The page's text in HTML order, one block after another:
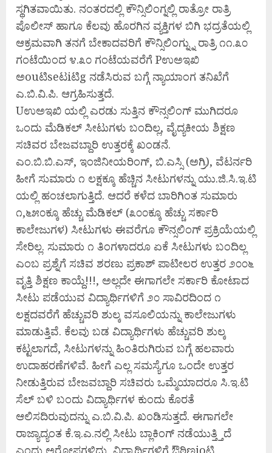
ಸ್ಥಗಿತವಾಯಿತು. ನಂತರದಲ್ಲಿ ಕೌನ್ಸಿಲಿಂಗ್ನಲ್ಲಿ ರಾತ್ರೋ ರಾತ್ರಿ
ಪೊಲೀಸ್ ಹಾಗೂ ಕೆಲವು ಹೊರಗಿನ ವ್ಯಕ್ತಿಗಳ ಬಿಗಿ ಭದ್ರತೆಯಲ್ಲಿ
ಆಕ್ರಮವಾಗಿ ತನಗೆ ಬೇಕಾದವರಿಗೆ ಕೌನ್ಸಿಲಿಂಗ್ನ್ನು ರಾತ್ರಿ ೧೧.೩೦
ಗಂಟೆಯಿಂದ ೪.೩೦ ಗಂಟೆಯವರೆಗೆ Pಉಅಇಖಿ
ಅouಟಿseಟiಟಿg ನಡೆಸಿರುವ ಬಗ್ಗೆ ನ್ಯಾಯಾಂಗ ತನಿಖೆಗೆ
ಎ.ಬಿ.ವಿ.ಪಿ. ಆಗ್ರಹಿಸುತ್ತದೆ.
Uಉಅಇಖಿ ಯಲ್ಲಿ ಎರಡು ಸುತ್ತಿನ ಕೌನ್ಸಲಿಂಗ್ ಮುಗಿದರೂ
ಒಂದು ಮೆಡಿಕಲ್ ಸೀಟುಗಳು ಬಂದಿಲ್ಲ, ವೈದ್ಯಕೀಯ ಶಿಕ್ಷಣ
ಸಚಿವರ ಬೇಜವಬ್ದಾರಿ ಉತ್ತರಕ್ಕೆ ಖಂಡನೆ.
ಎಂ.ಬಿ.ಬಿ.ಎಸ್, ಇಂಜಿನೀಯರಿಂಗ್, ಬಿ.ಎಸ್ಸಿ (ಅಗ್ರಿ), ವೆಟರ್ನರಿ
ಹೀಗೆ ಸುಮಾರು ೧ ಲಕ್ಷಕ್ಕೂ ಹೆಚ್ಚಿನ ಸೀಟುಗಳನ್ನು ಯು.ಜಿ.ಸಿ.ಇ.ಟಿ
ಯಲ್ಲಿ ಹಂಚಲಾಗುತ್ತಿದೆ. ಆದರೆ ಕಳೆದ ಬಾರಿಗಿಂತ ಸುಮಾರು
೧,೬೫೦ಕ್ಕೂ ಹೆಚ್ಚು ಮೆಡಿಕಲ್ (೩೦೦ಕ್ಕೂ ಹೆಚ್ಚು ಸರ್ಕಾರಿ
ಕಾಲೇಜುಗಳ) ಸೀಟುಗಳು ಈವರೆಗೂ ಕೌನ್ಸಲಿಂಗ್ ಪ್ರಕ್ರಿಯೆಯಲ್ಲಿ
ಸೇರಿಲ್ಲ. ಸುಮಾರು ೧ ತಿಂಗಳಾದರೂ ಏಕೆ ಸೀಟುಗಳು ಬಂದಿಲ್ಲ
ಎಂಬ ಪ್ರಶ್ನೆಗೆ ಸಚಿವ ಶರಣು ಪ್ರಕಾಶ್ ಪಾಟೀಲರ ಉತ್ತರ ೨೦೦೬
ವೃತ್ತಿ ಶಿಕ್ಷಣ ಕಾಯ್ದೆ!!!, ಅಲ್ಲದೇ ಈಗಾಗಲೇ ಸರ್ಕಾರಿ ಕೋಟಾದ
ಸೀಟು ಪಡೆಯುವ ವಿದ್ಯಾರ್ಥಿಗಳಿಗೆ ೨೦ ಸಾವಿರದಿಂದ ೧
ಲಕ್ಷದವರೆಗೆ ಹೆಚ್ಚುವರಿ ಶುಲ್ಕ ವಸೂಲಿಯನ್ನು ಕಾಲೇಜುಗಳು
ಮಾಡುತ್ತಿವೆ. ಕೆಲವು ಬಡ ವಿದ್ಯಾರ್ಥಿಗಳು ಹೆಚ್ಚುವರಿ ಶುಲ್ಕ
ಕಟ್ಟಲಾಗದೆ, ಸೀಟುಗಳನ್ನು ಹಿಂತಿರುಗಿರುವ ಬಗ್ಗೆ ಹಲವಾರು
ಉದಾಹರಣೆಗಳಿವೆ. ಹೀಗೆ ಎಲ್ಲ ಸಮಸ್ಯೆಗೂ ಒಂದೇ ಉತ್ತರ
ನೀಡುತ್ತಿರುವ ಬೇಜವಬ್ದಾರಿ ಸಚಿವರು ಒಮ್ಮೆಯಾದರೂ ಸಿ.ಇ.ಟಿ
ಸೆಲ್ ಬಳಿ ಬಂದು ವಿದ್ಯಾರ್ಥಿಗಳ ಕುಂದು ಕೊರತೆ
ಆಲಿಸದಿರುವುದನ್ನು ಎ.ಬಿ.ವಿ.ಪಿ. ಖಂಡಿಸುತ್ತದೆ. ಈಗಾಗಲೇ
ರಾಜ್ಯಾದ್ಯಂತ ಕೆ.ಇ.ಎ.ನಲ್ಲಿ ಸೀಟು ಬ್ಲಾಕಿಂಗ್ ನಡೆಯುತ್ತ್ತಿದೆ
ಎಂದು ಅರೋಪಗಳಿದ್ದು, ವಿದ್ಯಾರ್ಥಿಗಳಿಗೆ ಔಠಿಣioಟಿ